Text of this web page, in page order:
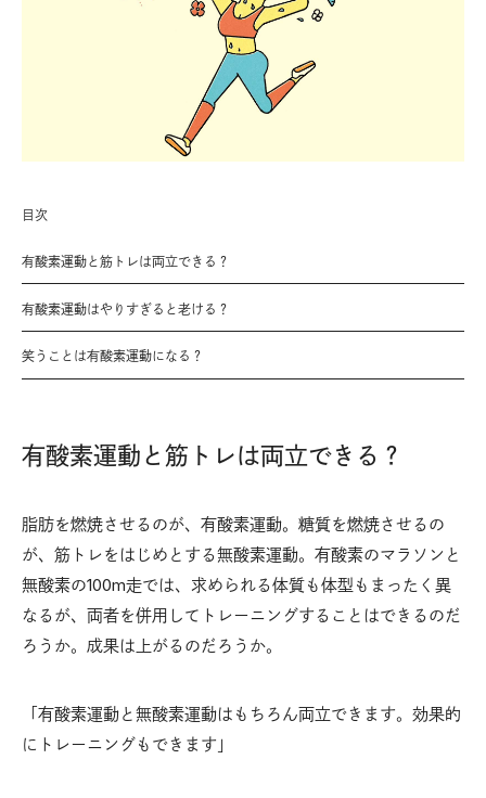
目次
有酸素運動と筋トレは両立できる？
有酸素運動はやりすぎると老ける？
笑うことは有酸素運動になる？
有酸素運動と筋トレは両立できる？
脂肪を燃焼させるのが、有酸素運動。糖質を燃焼させるの
が、筋トレをはじめとする無酸素運動。有酸素のマラソンと
無酸素の100m走では、求められる体質も体型もまったく異
なるが、両者を併用してトレーニングすることはできるのだ
ろうか。成果は上がるのだろうか。
「有酸素運動と無酸素運動はもちろん両立できます。効果的
にトレーニングもできます」